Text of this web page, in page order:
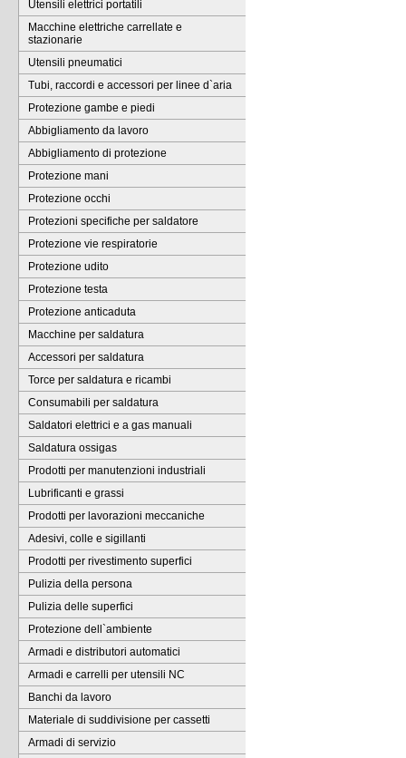
Utensili elettrici portatili
Macchine elettriche carrellate e
stazionarie
Utensili pneumatici
Tubi, raccordi e accessori per linee d`aria
Protezione gambe e piedi
Abbigliamento da lavoro
Abbigliamento di protezione
Protezione mani
Protezione occhi
Protezioni specifiche per saldatore
Protezione vie respiratorie
Protezione udito
Protezione testa
Protezione anticaduta
Macchine per saldatura
Accessori per saldatura
Torce per saldatura e ricambi
Consumabili per saldatura
Saldatori elettrici e a gas manuali
Saldatura ossigas
Prodotti per manutenzioni industriali
Lubrificanti e grassi
Prodotti per lavorazioni meccaniche
Adesivi, colle e sigillanti
Prodotti per rivestimento superfici
Pulizia della persona
Pulizia delle superfici
Protezione dell`ambiente
Armadi e distributori automatici
Armadi e carrelli per utensili NC
Banchi da lavoro
Materiale di suddivisione per cassetti
Armadi di servizio